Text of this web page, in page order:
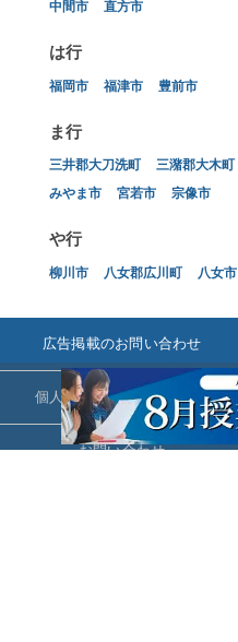
中間市 直方市
は行
福岡市 福津市 豊前市
ま行
三井郡大刀洗町 三潴郡大木町
みやま市
宮若市 宗像市
や行
柳川市 八女郡広川町 八女市
広告掲載のお問い合わせ
個人情報の取扱いについて
お問い合わせ